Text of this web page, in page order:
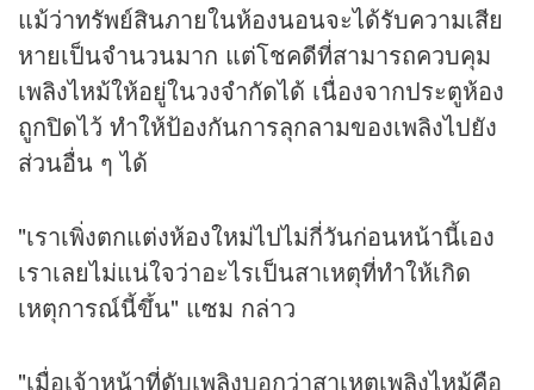
แม้ว่าทรัพย์สินภายในห้องนอนจะได้รับความเสีย
หายเป็นจำนวนมาก แต่โชคดีที่สามารถควบคุม
เพลิงไหม้ให้อยู่ในวงจำกัดได้ เนื่องจากประตูห้อง
ถูกปิดไว้ ทำให้ป้องกันการลุกลามของเพลิงไปยัง
ส่วนอื่น ๆ ได้
"เราเพิ่งตกแต่งห้องใหม่ไปไม่กี่วันก่อนหน้านี้เอง
เราเลยไม่แน่ใจว่าอะไรเป็นสาเหตุที่ทำให้เกิด
เหตุการณ์นี้ขึ้น" แซม กล่าว
"เมื่อเจ้าหน้าที่ดับเพลิงบอกว่าสาเหตุเพลิงไหม้คือ